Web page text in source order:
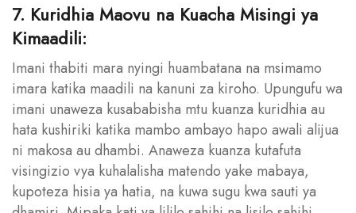
7. Kuridhia Maovu na Kuacha Misingi ya
Kimaadili:
Imani thabiti mara nyingi huambatana na msimamo
imara katika maadili na kanuni za kiroho. Upungufu wa
imani unaweza kusababisha mtu kuanza kuridhia au
hata kushiriki katika mambo ambayo hapo awali alijua
ni makosa au dhambi. Anaweza kuanza kutafuta
visingizio vya kuhalalisha matendo yake mabaya,
kupoteza hisia ya hatia, na kuwa sugu kwa sauti ya